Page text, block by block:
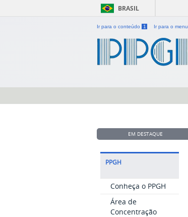
BRASIL
Ir para o conteúdo 1 Ir para o menu
EM DESTAQUE
PPGH
Conheça o PPGH
Área de
Concentração